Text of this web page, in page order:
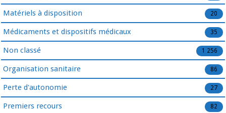
Matériels à disposition 20
Médicaments et dispositifs médicaux 35
Non classé 1 256
Organisation sanitaire 86
Perte d'autonomie 27
Premiers recours 82